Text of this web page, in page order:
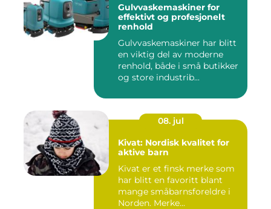
Gulvvaskemaskiner for
effektivt og profesjonelt
renhold
Gulvvaskemaskiner har blitt
en viktig del av moderne
renhold, både i små butikker
og store industrib...
08. jul
Kivat: Nordisk kvalitet for
aktive barn
Kivat er et finsk merke som
har blitt en favoritt blant
mange småbarnsforeldre i
Norden. Merke...